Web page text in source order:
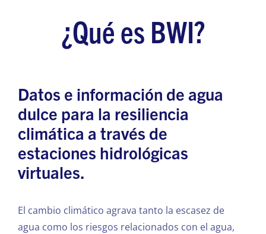
¿Qué es BWI?
Datos e información de agua
dulce para la resiliencia
climática a través de
estaciones hidrológicas
virtuales.
El cambio climático agrava tanto la escasez de
agua como los riesgos relacionados con el agua,